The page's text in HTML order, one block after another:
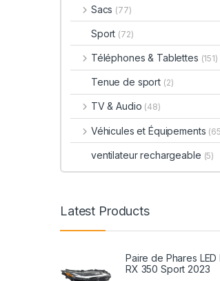
Sacs (77)
Sport (72)
Téléphones & Tablettes (151)
Tenue de sport (2)
TV & Audio (48)
Véhicules et Équipements
ventilateur rechargeable (5)
Latest Products
Paire de Phares LED
RX 350 Sport 2023